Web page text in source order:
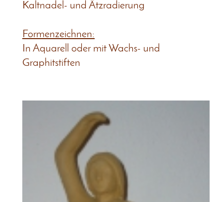
Kaltnadel- und Ätzradierung
Formenzeichnen:
In Aquarell oder mit Wachs- und
Graphitstiften